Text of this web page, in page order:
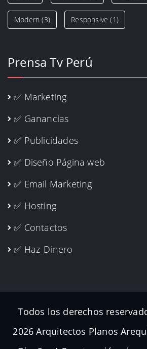
Modern (3) Responsive (1)
Prensa Tv Perú
✅ Marketing
✅ Ganancias
✅ Publicidades
✅ Diseño Página web
✅ Email Marketing
✅ Hosting
✅ Contactos
✅ Haz_Dinero
Todos los derechos
2026 Arquitectos Planos